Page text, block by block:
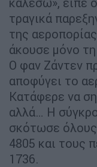
τραγικά
της
άκουσε μόνο
Ο φαν Ζάντεν
αποφύγει το
Κατάφερε να
αλλά… Η
σκότωσε όλους
4805 και τους
1736.